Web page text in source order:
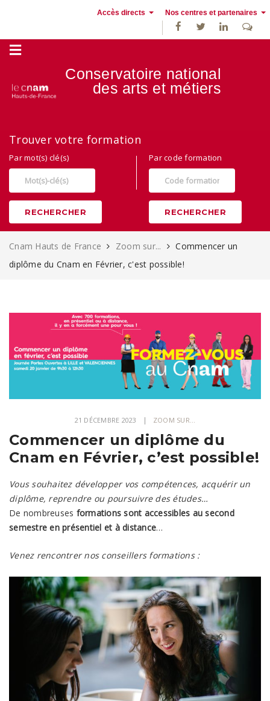
Accès directs Nos centres et partenaires
France
Conservatoire national
des arts et métiers
Trouver votre formation
Par mot(s) clé(s)
RECHERCHER
Par code formation
RECHERCHER
Cnam Hauts de France Zoom sur...
Commencer un
diplôme du Cnam en Février, c'est possible!
21 DÉCEMBRE 2023 ZOOM SUR...
Commencer un diplôme du
Cnam en Février, c’est possible!
Vous souhaitez développer vos compétences, acquérir un
diplôme, reprendre ou poursuivre des études…
De nombreuses formations sont accessibles au second
semestre en présentiel et à distance…
Venez rencontrer nos conseillers formations :